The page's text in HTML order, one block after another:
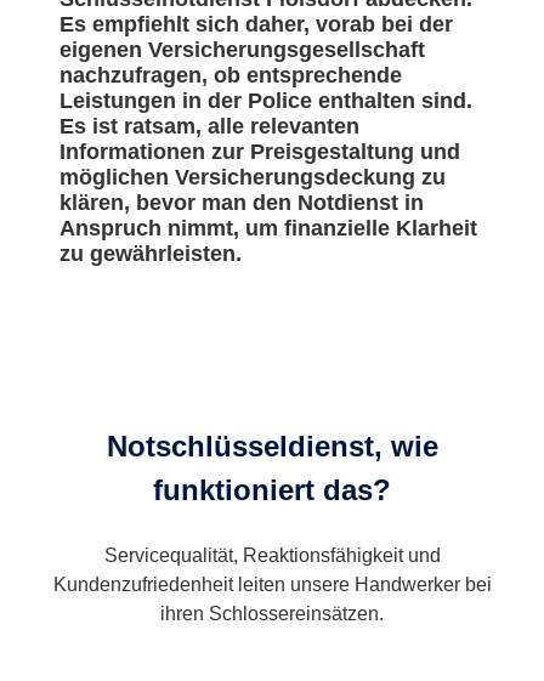
Es empfiehlt sich daher, vorab bei der
eigenen Versicherungsgesellschaft
nachzufragen, ob entsprechende
Leistungen in der Police enthalten sind.
Es ist ratsam, alle relevanten
Informationen zur Preisgestaltung und
möglichen Versicherungsdeckung zu
klären, bevor man den Notdienst in
Anspruch nimmt, um finanzielle Klarheit
zu gewährleisten.
Notschlüsseldienst, wie
funktioniert das?
Servicequalität, Reaktionsfähigkeit und
Kundenzufriedenheit leiten unsere Handwerker bei
ihren Schlossereinsätzen.